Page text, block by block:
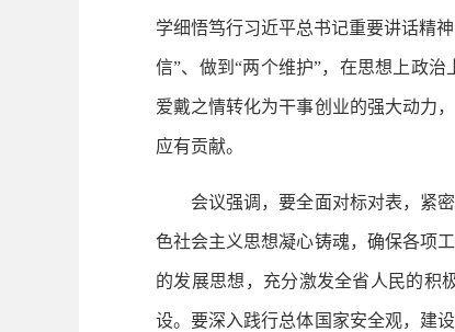
学细悟笃行习近平总书记重要讲话精
信”、做到“两个维护”，在思想上政
爱戴之情转化为干事创业的强大动力
应有贡献。
会议强调，要全面对标对表，紧密
色社会主义思想凝心铸魂，确保各项
的发展思想，充分激发全省人民的积
设。要深入践行总体国家安全观，建